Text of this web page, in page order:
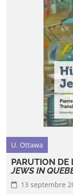
U. Ottawa
PARUTION DE
JEWS IN
13 septembre